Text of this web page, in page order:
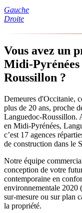
Gauche
Droite
Vous avez un
Midi-Pyrénées
Roussillon ?
Demeures d'Occitanie,
plus de 20 ans, proche
Languedoc-Roussillon.
en Midi-Pyrénées,
c’est 17 agences
de construction dans le
Notre équipe
conception de votre
contemporaine en
environnementale 2020
sur-mesure ou sur plan
la propriété.